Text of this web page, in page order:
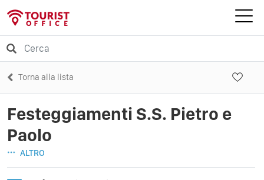
Torna alla lista
Festeggiamenti S.S. Pietro e
Paolo
ALTRO